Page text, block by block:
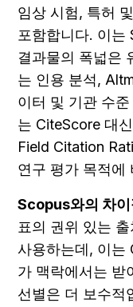
임상 시험, 특허
포함합니다. 이는
결과물의 폭넓은
는 인용 분석,
이터 및 기관 수
는 CiteScore 대
Field Citation
연구 평가 목적에
Scopus와의 차이
표의 권위 있는
사용하는데, 이는
가 맥락에서는 받
선별은 더 보수적